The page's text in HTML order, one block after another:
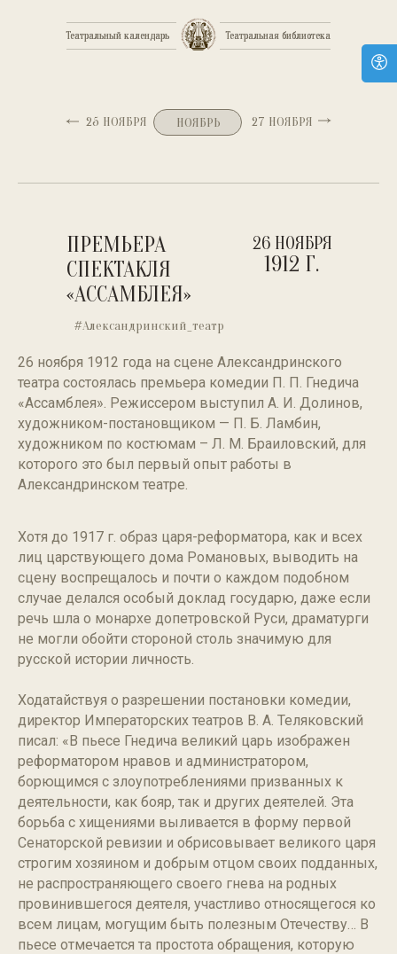
Театральная библиотека
Театральная библиотека
Театральный календарь
Театральный календарь
25 НОЯБРЯ 27 НОЯБРЯ
НОЯБРЬ
ПРЕМЬЕРА
СПЕКТАКЛЯ
«АССАМБЛЕЯ»
26 НОЯБРЯ
1912 Г.
#Александринский_театр
26 ноября 1912 года на сцене Александринского
театра состоялась премьера комедии П. П. Гнедича
«Ассамблея». Режиссером выступил А. И. Долинов,
художником-постановщиком — П. Б. Ламбин,
художником по костюмам – Л. М. Браиловский, для
которого это был первый опыт работы в
Александринском театре.
Хотя до 1917 г. образ царя-реформатора, как и всех
лиц царствующего дома Романовых, выводить на
сцену воспрещалось и почти о каждом подобном
случае делался особый доклад государю, даже если
речь шла о монархе допетровской Руси, драматурги
не могли обойти стороной столь значимую для
русской истории личность.
Ходатайствуя о разрешении постановки комедии,
директор Императорских театров В. А. Теляковский
писал: «В пьесе Гнедича великий царь изображен
реформатором нравов и администратором,
борющимся с злоупотреблениями призванных к
деятельности, как бояр, так и других деятелей. Эта
борьба с хищениями выливается в форму первой
Сенаторской ревизии и обрисовывает великого царя
строгим хозяином и добрым отцом своих подданных,
не распространяющего своего гнева на родных
провинившегося деятеля, участливо относящегося ко
всем лицам, могущим быть полезным Отечеству… В
пьесе отмечается та простота обращения, которую